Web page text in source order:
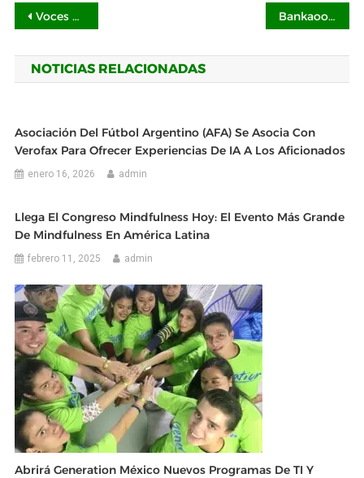
Navegación
de
entradas
Voces Cósmicas: Un evento transformador para mujeres liderado por Gabby Bernstein Bankaool anuncia la segunda fase de su expansión con nuevas sucursales y centros de negocios
NOTICIAS RELACIONADAS
Asociación Del Fútbol Argentino (AFA) Se Asocia Con
Verofax Para Ofrecer Experiencias De IA A Los Aficionados
enero 16, 2026 admin
Llega El Congreso Mindfulness Hoy: El Evento Más Grande
De Mindfulness En América Latina
febrero 11, 2025 admin
Abrirá Generation México Nuevos Programas De TI Y